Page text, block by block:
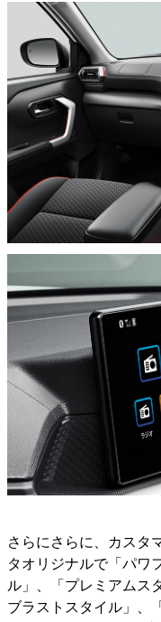
さらにさらに、カスタ
タオリジナルで「パワ
ル」、「プレミアムス
ブラストスタイル」、